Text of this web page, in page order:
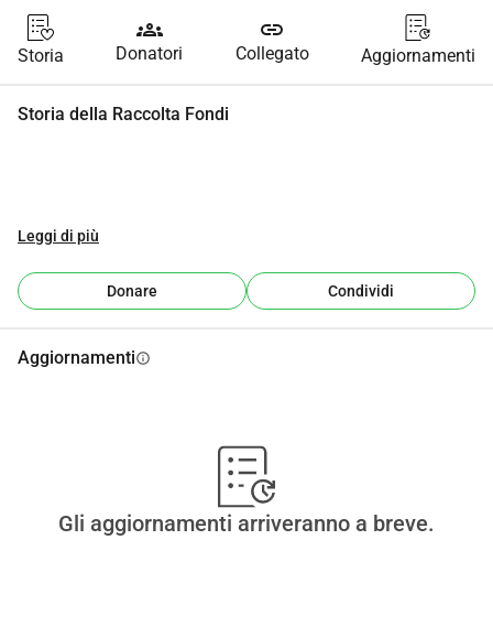
Storia
groups
Donatori
link
Collegato Aggiornamenti
Storia della Raccolta Fondi
Leggi di più
Donare Condividi
Aggiornamentiinfo
Gli aggiornamenti arriveranno a breve.